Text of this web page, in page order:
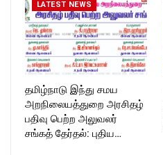
LATEST NEWS
தமிழ்நாடு இந்து சமய
அறநிலையத்துறை அரசிதழ்
பதிவு பெற்ற அலுவலர்
சங்கத் தேர்தல்: புதிய…